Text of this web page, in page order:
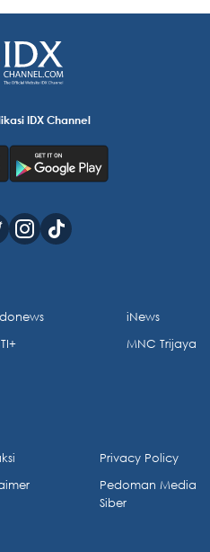
IDX Channel
iNews
MNC Trijaya
Privacy Policy
Pedoman Media
Siber